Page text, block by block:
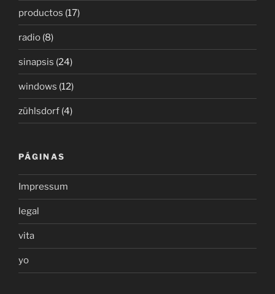
productos (17)
radio (8)
sinapsis (24)
windows (12)
zühlsdorf (4)
PÁGINAS
Impressum
legal
vita
yo